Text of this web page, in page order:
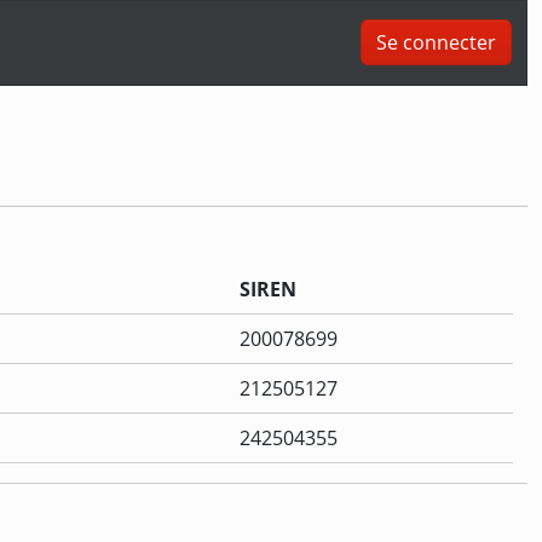
Se connecter
SIREN
200078699
212505127
242504355